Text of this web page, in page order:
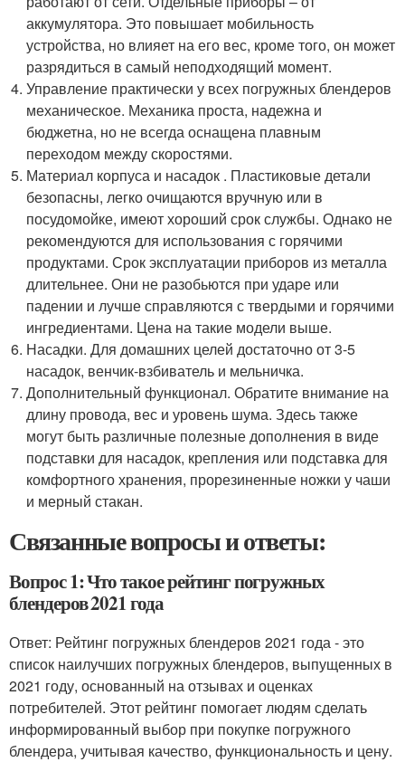
аккумулятора. Это повышает мобильность
устройства, но влияет на его вес, кроме того, он может
разрядиться в самый неподходящий момент.
Управление практически у всех погружных блендеров
механическое. Механика проста, надежна и
бюджетна, но не всегда оснащена плавным
переходом между скоростями.
Материал корпуса и насадок . Пластиковые детали
безопасны, легко очищаются вручную или в
посудомойке, имеют хороший срок службы. Однако не
рекомендуются для использования с горячими
продуктами. Срок эксплуатации приборов из металла
длительнее. Они не разобьются при ударе или
падении и лучше справляются с твердыми и горячими
ингредиентами. Цена на такие модели выше.
Насадки. Для домашних целей достаточно от 3-5
насадок, венчик-взбиватель и мельничка.
Дополнительный функционал. Обратите внимание на
длину провода, вес и уровень шума. Здесь также
могут быть различные полезные дополнения в виде
подставки для насадок, крепления или подставка для
комфортного хранения, прорезиненные ножки у чаши
и мерный стакан.
Связанные вопросы и ответы:
Вопрос 1: Что такое рейтинг погружных
блендеров 2021 года
Ответ: Рейтинг погружных блендеров 2021 года - это
список наилучших погружных блендеров, выпущенных в
2021 году, основанный на отзывах и оценках
потребителей. Этот рейтинг помогает людям сделать
информированный выбор при покупке погружного
блендера, учитывая качество, функциональность и цену.